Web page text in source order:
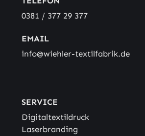
0381 / 377 29 377
EMAIL
info@wiehler-textilfabrik.de
SERVICE
Digitaltextildruck
Laserbranding